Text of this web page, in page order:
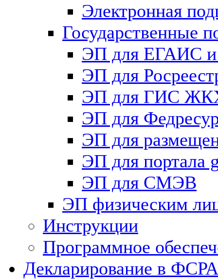
Электронная
Государственные
ЭП для ЕГАИС и
ЭП для
ЭП для ГИС
ЭП для
ЭП для
ЭП для портала
ЭП для СМЭВ
ЭП физическим
Инструкции
Программное
Декларирование в